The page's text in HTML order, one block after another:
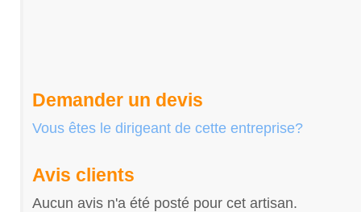
Demander un devis
Vous êtes le dirigeant de cette entreprise?
Avis clients
Aucun avis n'a été posté pour cet artisan.